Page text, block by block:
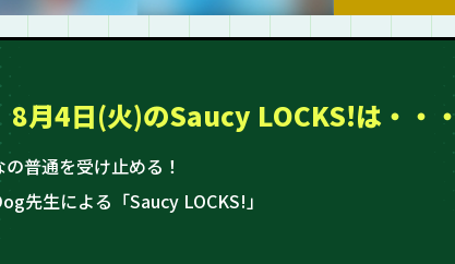
8月4日(火)のSaucy LOCKS!は・・・
普通を受け止める！
先生による「Saucy LOCKS!」